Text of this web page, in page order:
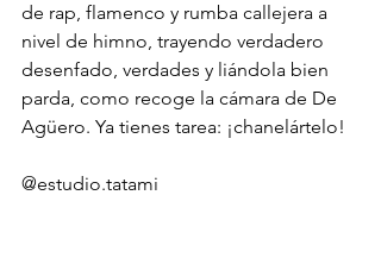
de rap, flamenco y rumba callejera a
nivel de himno, trayendo verdadero
desenfado, verdades y liándola bien
parda, como recoge la cámara de De
Agüero. Ya tienes tarea: ¡chanelártelo!
@estudio.tatami